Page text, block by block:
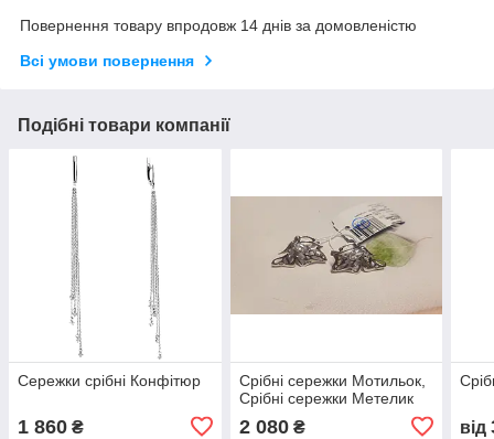
Повернення товару впродовж 14 днів за домовленістю
Всі умови повернення
Подібні товари компанії
Сережки срібні Конфітюр
1 860 ₴
Срібні сережки Мотильок,
Срібні сережки Метелик
2 080₴ від